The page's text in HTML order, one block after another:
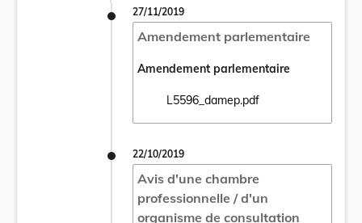
27/11/2019
Amendement parlementaire
Amendement parlementaire
L5596_damep.pdf
Ouvrir le document L5596_damep.pdf
22/10/2019
Avis d'une chambre
professionnelle / d'un
organisme de consultation